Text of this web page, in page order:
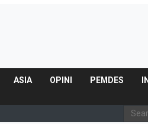
ASIA OPINI PEMDES